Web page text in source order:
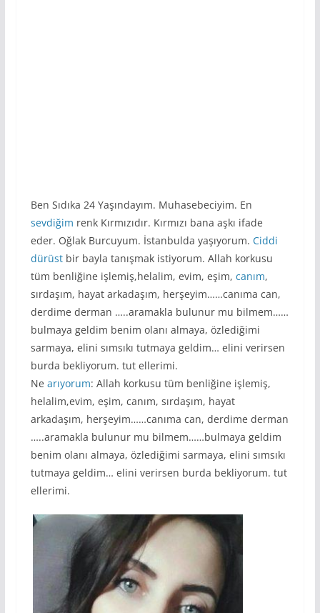
Ben Sıdıka 24 Yaşındayım. Muhasebeciyim. En
sevdiğim renk Kırmızıdır. Kırmızı bana aşkı ifade
eder. Oğlak Burcuyum. İstanbulda yaşıyorum. Ciddi
dürüstbir bayla tanışmak istiyorum. Allah korkusu
tüm benliğine işlemiş,helalim, evim, eşim, canım,
sırdaşım, hayat arkadaşım, herşeyim……canıma can,
derdime derman …..aramakla bulunur mu bilmem……
bulmaya geldim benim olanı almaya, özlediğimi
sarmaya, elini sımsıkı tutmaya geldim… elini verirsen
burda bekliyorum. tut ellerimi.
Ne arıyorum: Allah korkusu tüm benliğine işlemiş,
helalim,evim, eşim, canım, sırdaşım, hayat
arkadaşım, herşeyim……canıma can, derdime derman
…..aramakla bulunur mu bilmem……bulmaya geldim
benim olanı almaya, özlediğimi sarmaya, elini sımsıkı
tutmaya geldim… elini verirsen burda bekliyorum. tut
ellerimi.